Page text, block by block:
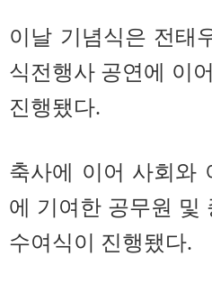
이날 기념식은 전태
식전행사 공연에 이
진행됐다.
축사에 이어 사회와
에 기여한 공무원 및
수여식이 진행됐다.